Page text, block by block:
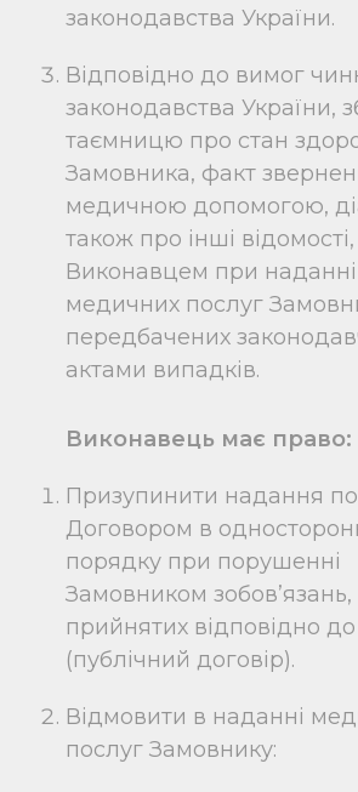
законодавства України.
Відповідно до вимог
законодавства України,
таємницю про стан
Замовника, факт
медичною допомогою,
також про інші
Виконавцем при
медичних послуг
передбачених
актами випадків.
Виконавець має право:
Призупинити надання
Договором в
порядку при порушенні
Замовником зобов’язань,
прийнятих відповідно
(публічний договір).
Відмовити в наданні
послуг Замовнику: